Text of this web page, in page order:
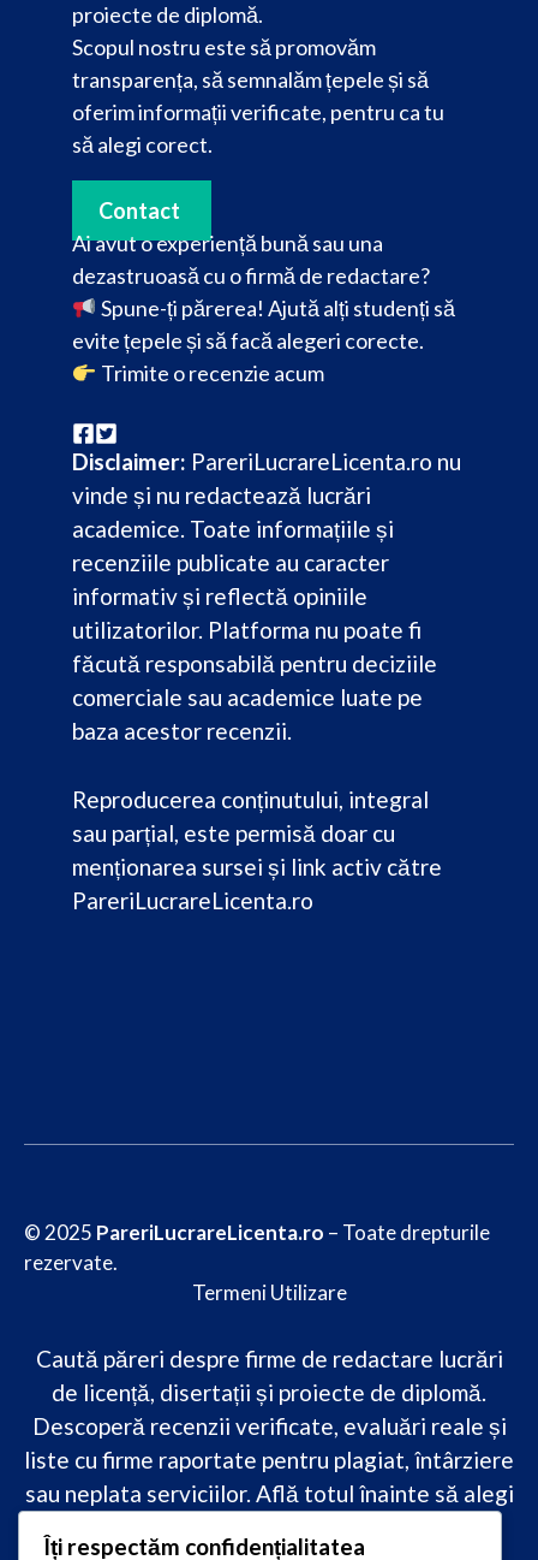
proiecte de diplomă.
Scopul nostru este să promovăm
transparența, să semnalăm țepele și să
oferim informații verificate, pentru ca tu
să alegi corect.
Contact
Ai avut o experiență bună sau una
dezastruoasă cu o firmă de redactare?
Spune-ți părerea! Ajută alți studenți să
evite țepele și să facă alegeri corecte.
Trimite o recenzie acum
Disclaimer: PareriLucrareLicenta.ro nu
vinde și nu redactează lucrări
academice. Toate informațiile și
recenziile publicate au caracter
informativ și reflectă opiniile
utilizatorilor. Platforma nu poate fi
făcută responsabilă pentru deciziile
comerciale sau academice luate pe
baza acestor recenzii.
Reproducerea conținutului, integral
sau parțial, este permisă doar cu
menționarea sursei și link activ către
PareriLucrareLicenta.ro
© 2025 PareriLucrareLicenta.ro – Toate drepturile
rezervate.
Termeni Utilizare
Caută păreri despre firme de redactare lucrări
de licență, disertații și proiecte de diplomă.
Descoperă recenzii verificate, evaluări reale și
liste cu firme raportate pentru plagiat, întârziere
sau neplata serviciilor. Află totul înainte să alegi
Îți respectăm confidențialitatea